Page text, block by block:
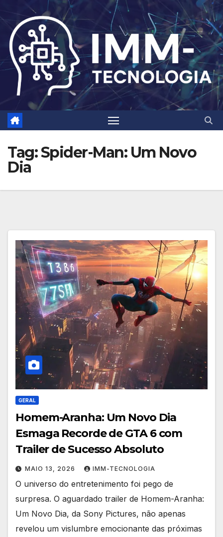
to
content
Tag:Spider-Man: Um Novo
Dia
GERAL
Homem-Aranha: Um Novo Dia
Esmaga Recorde de GTA 6 com
Trailer de Sucesso Absoluto
MAIO 13, 2026 IMM-TECNOLOGIA
O universo do entretenimento foi pego de
surpresa. O aguardado trailer de Homem-Aranha:
Um Novo Dia, da Sony Pictures, não apenas
revelou um vislumbre emocionante das próximas